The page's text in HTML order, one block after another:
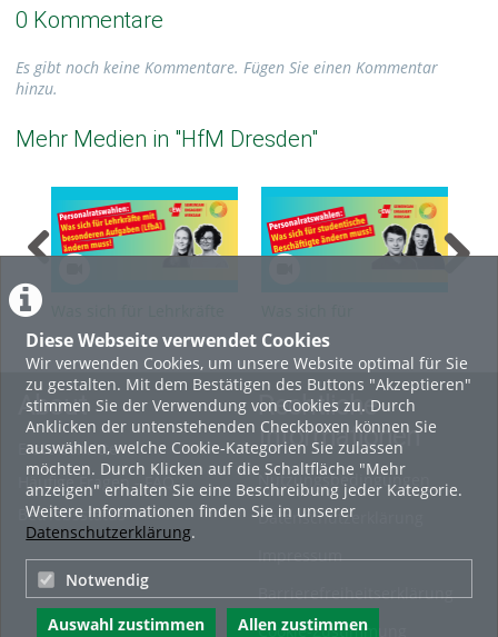
Diese Webseite verwendet Cookies
Wir verwenden Cookies, um unsere Website optimal für Sie
zu gestalten. Mit dem Bestätigen des Buttons "Akzeptieren"
stimmen Sie der Verwendung von Cookies zu. Durch
Anklicken der untenstehenden Checkboxen können Sie
auswählen, welche Cookie-Kategorien Sie zulassen
möchten. Durch Klicken auf die Schaltfläche "Mehr
anzeigen" erhalten Sie eine Beschreibung jeder Kategorie.
Weitere Informationen finden Sie in unserer
Datenschutzerklärung.
Notwendig
Auswahl zustimmen Allen zustimmen
0 Kommentare
Es gibt noch keine Kommentare. Fügen Sie einen Kommentar
hinzu.
Mehr Medien in "HfM Dresden"
für besondere Aufgaben
(LfbA) ändern muss
studentische
Beschäftigte ändern
muss
About
Erste Schritte
Häufige Fragen - FAQ
Betriebsstatus
Rechtliche
Informationen
Nutzungsbedingungen
Datenschutzerklärung
Impressum
Barrierefreiheitserklärung
Cookie-Zustimmung